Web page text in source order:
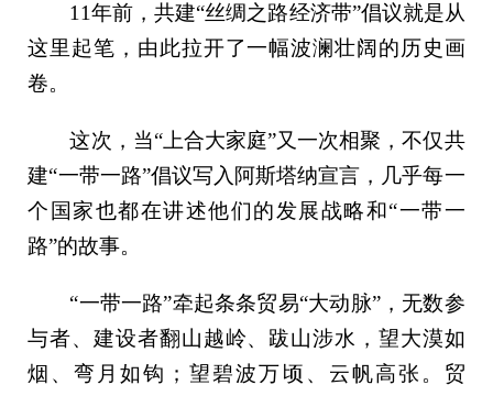
11年前，共建“丝绸之路经济带”倡议就是从
这里起笔，由此拉开了一幅波澜壮阔的历史画
卷。
这次，当“上合大家庭”又一次相聚，不仅共
建“一带一路”倡议写入阿斯塔纳宣言，几乎每一
个国家也都在讲述他们的发展战略和“一带一
路”的故事。
“一带一路”牵起条条贸易“大动脉”，无数参
与者、建设者翻山越岭、跋山涉水，望大漠如
烟、弯月如钩；望碧波万顷、云帆高张。贸